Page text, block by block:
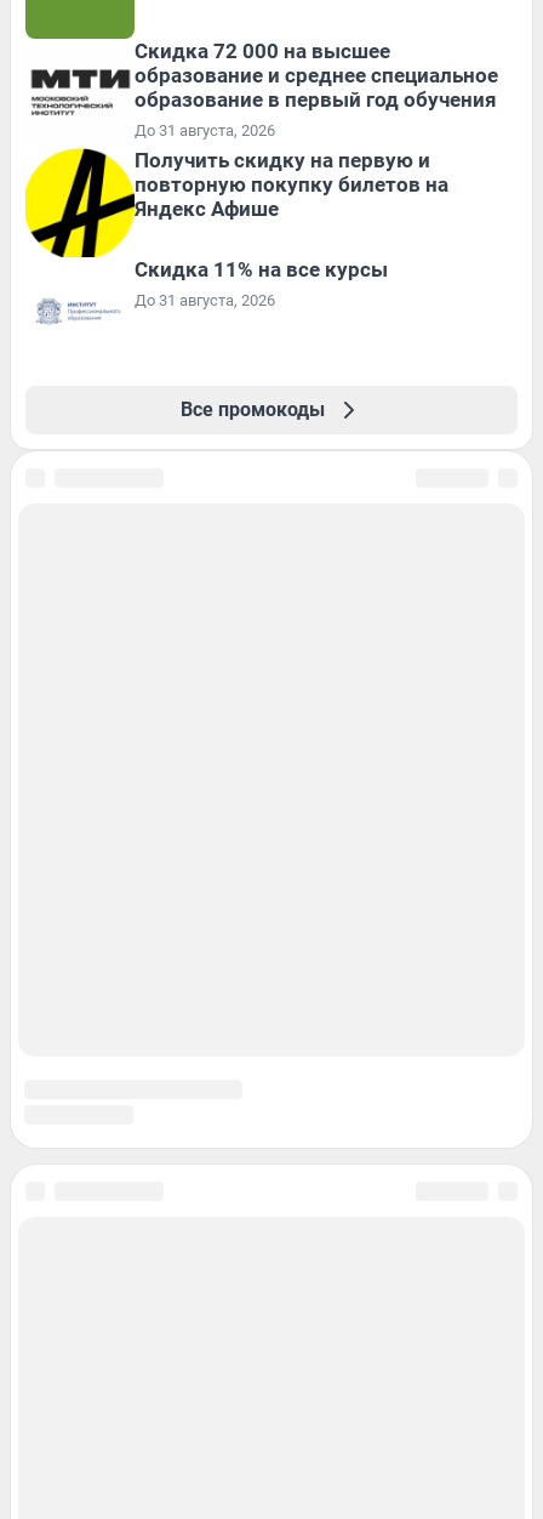
Скидка 72 000 на высшее
образование и среднее специальное
образование в первый год обучения
До 31 августа, 2026
Получить скидку на первую и
повторную покупку билетов на
Яндекс Афише
Скидка 11% на все курсы
До 31 августа, 2026
Все промокоды